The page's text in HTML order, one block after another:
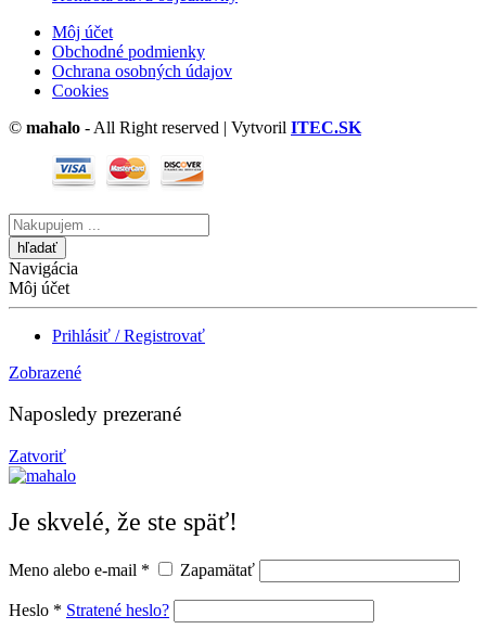
Môj účet
Obchodné podmienky
Ochrana osobných údajov
Cookies
© mahalo - All Right reserved | Vytvoril ITEC.SK
Vyhľadávanie
tu
Navigácia
Môj účet
Prihlásiť / Registrovať
Zobrazené
Naposledy prezerané
Zatvoriť
Je skvelé, že ste späť!
Meno alebo e-mail * Zapamätať
Heslo * Stratené heslo?